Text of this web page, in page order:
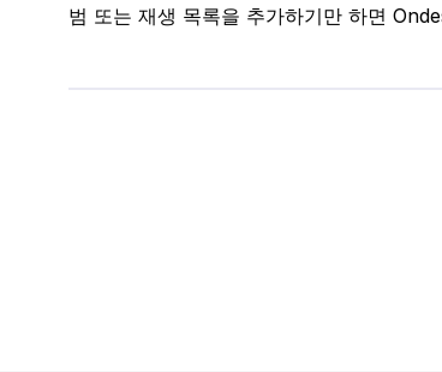
범 또는 재생 목록을 추가하기만 하면